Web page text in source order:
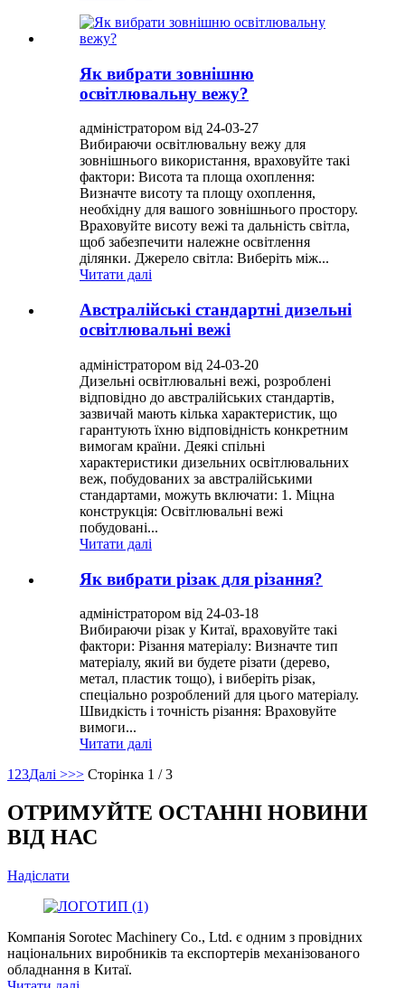
Як вибрати зовнішню
освітлювальну вежу?
адміністратором від 24-03-27
Вибираючи освітлювальну вежу для
зовнішнього використання, враховуйте такі
фактори: Висота та площа охоплення:
Визначте висоту та площу охоплення,
необхідну для вашого зовнішнього простору.
Враховуйте висоту вежі та дальність світла,
щоб забезпечити належне освітлення
ділянки. Джерело світла: Виберіть між...
Читати далі
Австралійські стандартні дизельні
освітлювальні вежі
адміністратором від 24-03-20
Дизельні освітлювальні вежі, розроблені
відповідно до австралійських стандартів,
зазвичай мають кілька характеристик, що
гарантують їхню відповідність конкретним
вимогам країни. Деякі спільні
характеристики дизельних освітлювальних
веж, побудованих за австралійськими
стандартами, можуть включати: 1. Міцна
конструкція: Освітлювальні вежі
побудовані...
Читати далі
Як вибрати різак для різання?
адміністратором від 24-03-18
Вибираючи різак у Китаї, враховуйте такі
фактори: Різання матеріалу: Визначте тип
матеріалу, який ви будете різати (дерево,
метал, пластик тощо), і виберіть різак,
спеціально розроблений для цього матеріалу.
Швидкість і точність різання: Враховуйте
вимоги...
Читати далі
1 23Далі >>> Сторінка 1 / 3
ОТРИМУЙТЕ ОСТАННІ НОВИНИ
ВІД НАС
Надіслати
Компанія Sorotec Machinery Co., Ltd. є одним з провідних
національних виробників та експортерів механізованого
обладнання в Китаї.